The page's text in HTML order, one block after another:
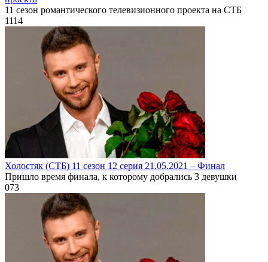
11 сезон романтического телевизионного проекта на СТБ
1114
Холостяк (СТБ) 11 сезон 12 серия 21.05.2021 – Финал
Пришло время финала, к которому добрались 3 девушки
073